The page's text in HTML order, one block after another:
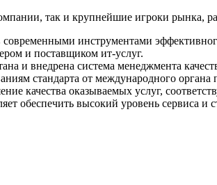
так и крупнейшие игроки рынка,
инструментами
и поставщиком ит-услуг.
и внедрена система менеджмента
стандарта от международного
качества оказываемых услуг,
обеспечить высокий уровень сервиса и